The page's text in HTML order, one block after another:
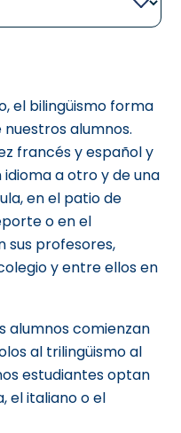
el bilingüismo forma
alumnos.
francés y español y
a otro y de una
en el patio de
o en el
sus profesores,
y entre ellos en
alumnos comienzan
al trilingüismo al
estudiantes optan
el italiano o el